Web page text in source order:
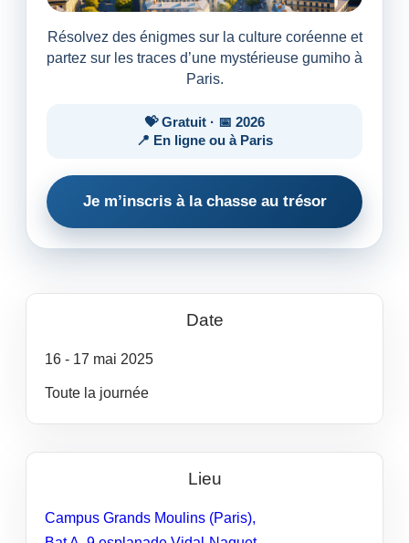
Résolvez des énigmes sur la culture coréenne et
partez sur les traces d’une mystérieuse gumiho à
Paris.
💝 Gratuit · 📅 2026
📍 En ligne ou à Paris
Je m’inscris à la chasse au trésor
Date
16 - 17 mai 2025
Toute la journée
Lieu
Campus Grands Moulins (Paris),